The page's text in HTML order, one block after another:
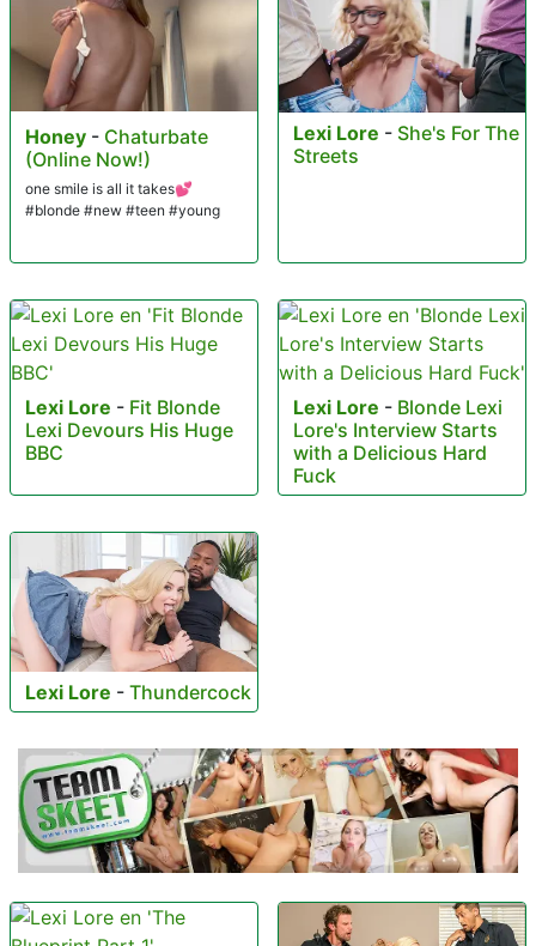
Honey - Chaturbate
(Online Now!)
one smile is all it takes💕
#blonde #new #teen #young
Lexi Lore - She's For The
Streets
Lexi Lore - Fit Blonde
Lexi Devours His Huge
BBC
Lexi Lore - Blonde Lexi
Lore's Interview Starts
with a Delicious Hard
Fuck
Lexi Lore - Thundercock